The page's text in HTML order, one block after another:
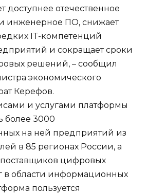
доступнее отечественное
инженерное ПО, снижает
IT-компетенций
и сокращает сроки
решений, – сообщил
экономического
Керефов.
и услугами платформы
более 3000
на ней предприятий из
в 85 регионах России, а
цифровых
в области информационных
пользуется